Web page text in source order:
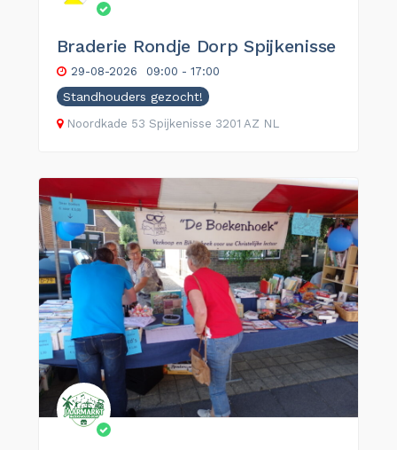
Braderie Rondje Dorp Spijkenisse
29-08-2026 09:00 - 17:00
Standhouders gezocht!
Noordkade 53 Spijkenisse 3201 AZ NL